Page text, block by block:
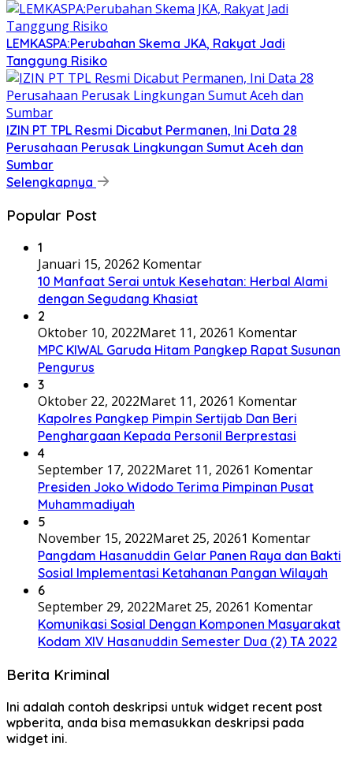
LEMKASPA:Perubahan Skema JKA, Rakyat Jadi
Tanggung Risiko
IZIN PT TPL Resmi Dicabut Permanen, Ini Data 28
Perusahaan Perusak Lingkungan Sumut Aceh dan
Sumbar
Selengkapnya
Popular Post
1
Januari 15, 20262 Komentar
10 Manfaat Serai untuk Kesehatan: Herbal Alami
dengan Segudang Khasiat
2
Oktober 10, 2022Maret 11, 20261 Komentar
MPC KIWAL Garuda Hitam Pangkep Rapat Susunan
Pengurus
3
Oktober 22, 2022Maret 11, 20261 Komentar
Kapolres Pangkep Pimpin Sertijab Dan Beri
Penghargaan Kepada Personil Berprestasi
4
September 17, 2022Maret 11, 20261 Komentar
Presiden Joko Widodo Terima Pimpinan Pusat
Muhammadiyah
5
November 15, 2022Maret 25, 20261 Komentar
Pangdam Hasanuddin Gelar Panen Raya dan Bakti
Sosial Implementasi Ketahanan Pangan Wilayah
6
September 29, 2022Maret 25, 20261 Komentar
Komunikasi Sosial Dengan Komponen Masyarakat
Kodam XIV Hasanuddin Semester Dua (2) TA 2022
Berita Kriminal
Ini adalah contoh deskripsi untuk widget recent post
wpberita, anda bisa memasukkan deskripsi pada
widget ini.